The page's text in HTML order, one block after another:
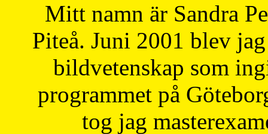
Mitt namn är Sandra
Piteå. Juni 2001 blev
bildvetenskap som
programmet på
tog jag